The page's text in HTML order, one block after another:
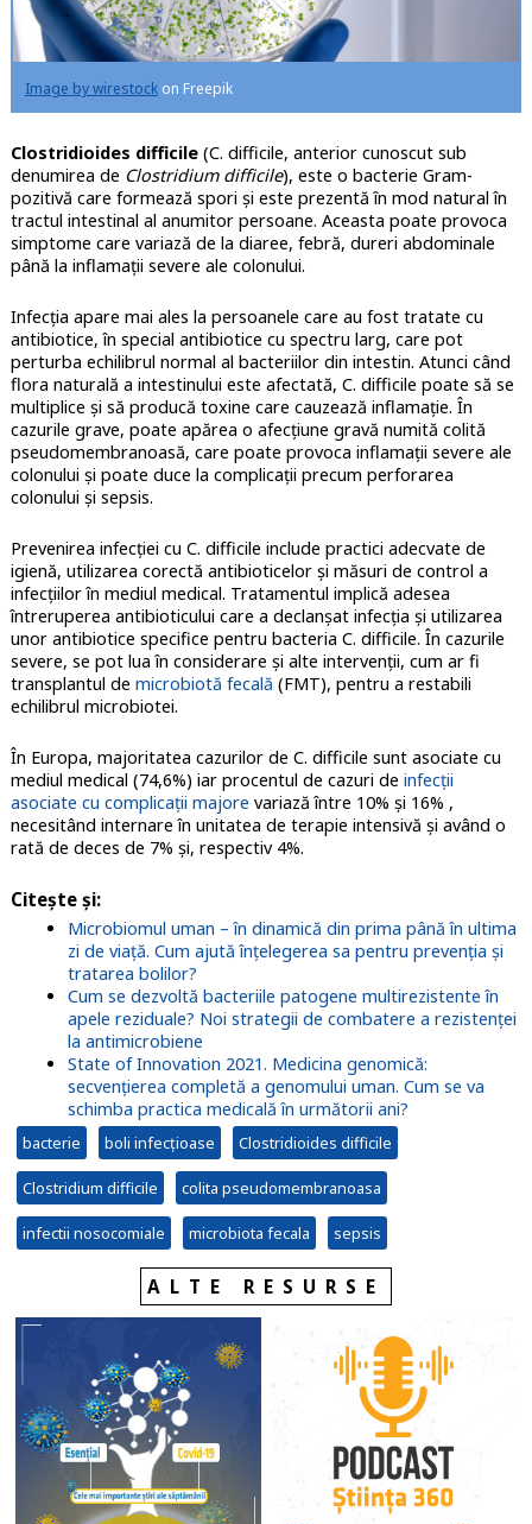
Image by wirestockon Freepik
Clostridioides difficile(C. difficile, anterior cunoscut sub
denumirea de Clostridium difficile), este o bacterie Gram-
pozitivă care formează spori și este prezentă în mod natural în
tractul intestinal al anumitor persoane. Aceasta poate provoca
simptome care variază de la diaree, febră, dureri abdominale
până la inflamații severe ale colonului.
Infecția apare mai ales la persoanele care au fost tratate cu
antibiotice, în special antibiotice cu spectru larg, care pot
perturba echilibrul normal al bacteriilor din intestin. Atunci când
flora naturală a intestinului este afectată, C. difficile poate să se
multiplice și să producă toxine care cauzează inflamație. În
cazurile grave, poate apărea o afecțiune gravă numită colită
pseudomembranoasă, care poate provoca inflamații severe ale
colonului și poate duce la complicații precum perforarea
colonului și sepsis.
Prevenirea infecției cu C. difficile include practici adecvate de
igienă, utilizarea corectă antibioticelor și măsuri de control a
infecțiilor în mediul medical. Tratamentul implică adesea
întreruperea antibioticului care a declanșat infecția și utilizarea
unor antibiotice specifice pentru bacteria C. difficile. În cazurile
severe, se pot lua în considerare și alte intervenții, cum ar fi
transplantul de microbiotă fecală (FMT), pentru a restabili
echilibrul microbiotei.
În Europa, majoritatea cazurilor de C. difficile sunt asociate cu
mediul medical (74,6%) iar procentul de cazuri de infecții
asociate cu complicații majore variază între 10% și 16% ,
necesitând internare în unitatea de terapie intensivă și având o
rată de deces de 7% și, respectiv 4%.
Citește și:
Microbiomul uman – în dinamică din prima până în ultima
zi de viaţă. Cum ajută înţelegerea sa pentru prevenția și
tratarea bolilor?
Cum se dezvoltă bacteriile patogene multirezistente în
apele reziduale? Noi strategii de combatere a rezistenței
la antimicrobiene
State of Innovation 2021. Medicina genomică:
secvențierea completă a genomului uman. Cum se va
schimba practica medicală în următorii ani?
bacterie boli infecțioase Clostridioides difficile
Clostridium difficile colita pseudomembranoasa
infectii nosocomiale microbiota fecala sepsis
ALTE RESURSE